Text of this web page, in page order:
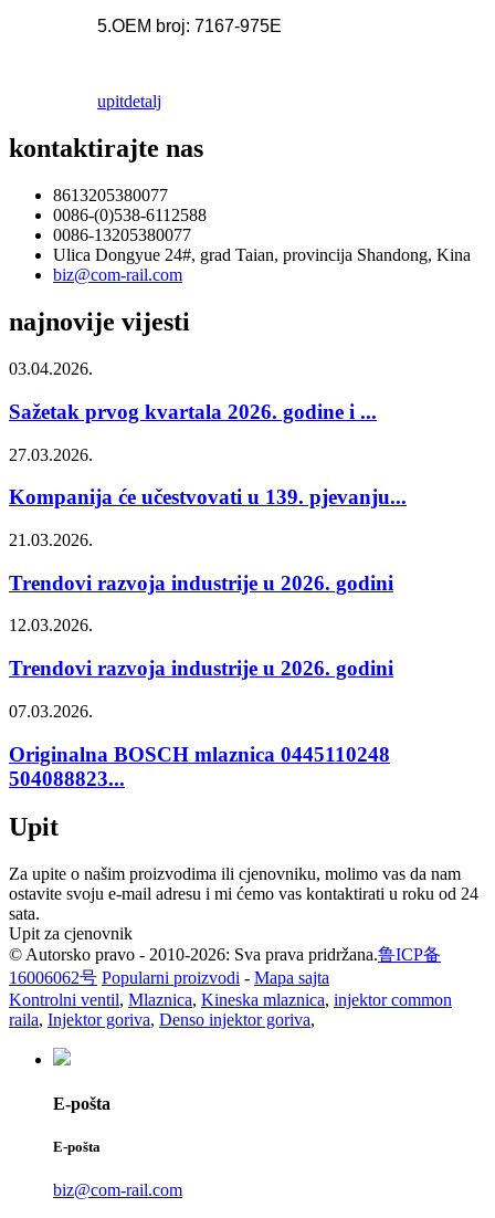
5.OEM broj: 7167-975E
upitdetalj
kontaktirajte nas
8613205380077
0086-(0)538-6112588
0086-13205380077
Ulica Dongyue 24#, grad Taian, provincija Shandong, Kina
biz@com-rail.com
najnovije vijesti
03.04.2026.
Sažetak prvog kvartala 2026. godine i ...
27.03.2026.
Kompanija će učestvovati u 139. pjevanju...
21.03.2026.
Trendovi razvoja industrije u 2026. godini
12.03.2026.
Trendovi razvoja industrije u 2026. godini
07.03.2026.
Originalna BOSCH mlaznica 0445110248
504088823...
Upit
Za upite o našim proizvodima ili cjenovniku, molimo vas da nam
ostavite svoju e-mail adresu i mi ćemo vas kontaktirati u roku od 24
sata.
Upit za cjenovnik
© Autorsko pravo - 2010-2026: Sva prava pridržana.鲁ICP备
16006062号 Popularni proizvodi - Mapa sajta
Kontrolni ventil, Mlaznica, Kineska mlaznica, injektor common
raila, Injektor goriva, Denso injektor goriva,
E-pošta
E-pošta
biz@com-rail.com